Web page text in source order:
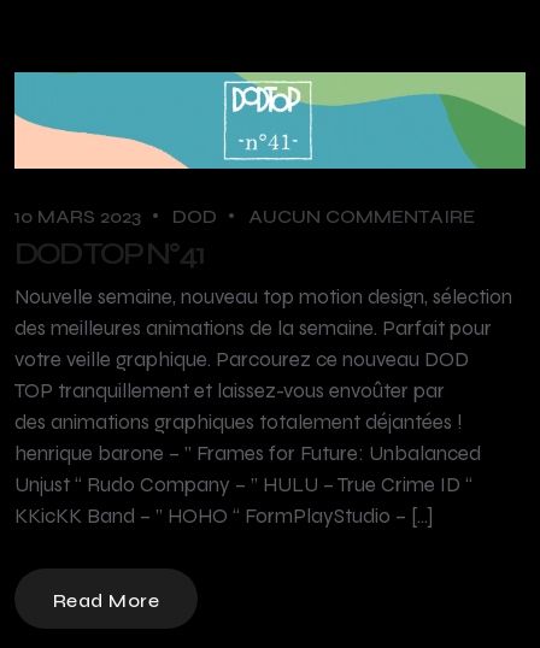
BLOG
10 MARS 2023 DOD AUCUN COMMENTAIRE
DOD TOP N°41
Nouvelle semaine, nouveau top motion design, sélection
des meilleures animations de la semaine. Parfait pour
votre veille graphique. Parcourez ce nouveau DOD
TOP tranquillement et laissez-vous envoûter par
des animations graphiques totalement déjantées !
henrique barone – ” Frames for Future: Unbalanced
Unjust “ Rudo Company – ” HULU – True Crime ID “
KKicKK Band – ” HOHO “ FormPlayStudio – […]
Read More